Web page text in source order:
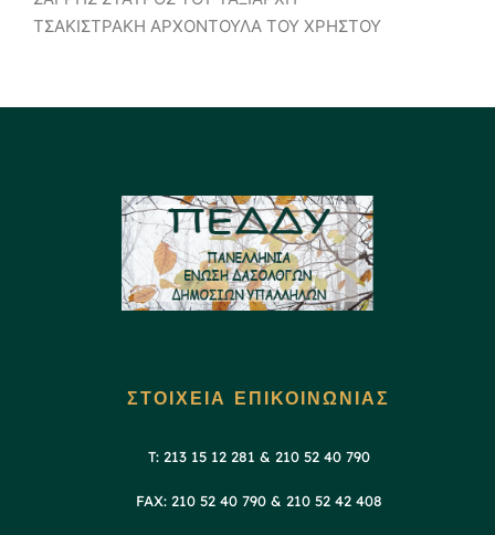
ΤΣΑΚΙΣΤΡΑΚΗ ΑΡΧΟΝΤΟΥΛΑ ΤΟΥ ΧΡΗΣΤΟΥ
ΣΤΟΙΧΕΙΑ ΕΠΙΚΟΙΝΩΝΙΑΣ
T: 213 15 12 281 & 210 52 40 790
FAX: 210 52 40 790 & 210 52 42 408